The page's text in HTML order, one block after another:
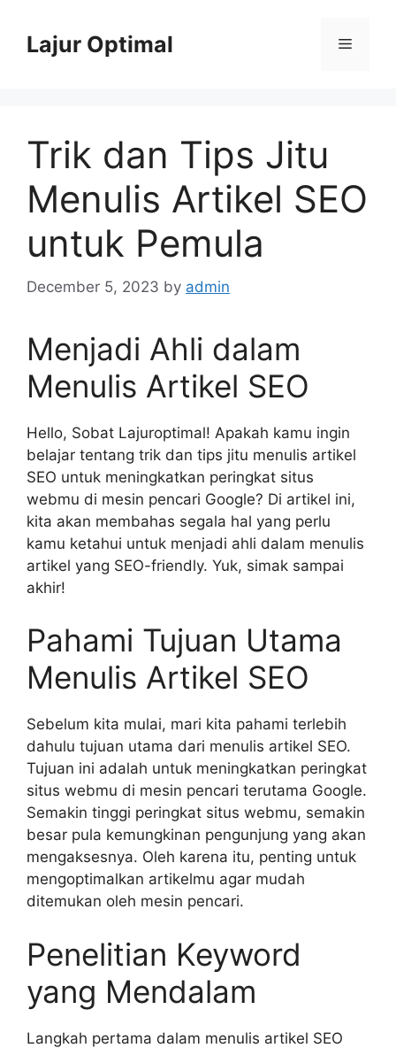
contentLajur Optimal Menu
Trik dan Tips Jitu
Menulis Artikel SEO
untuk Pemula
December 5, 2023 by admin
Menjadi Ahli dalam
Menulis Artikel SEO
Hello, Sobat Lajuroptimal! Apakah kamu ingin
belajar tentang trik dan tips jitu menulis artikel
SEO untuk meningkatkan peringkat situs
webmu di mesin pencari Google? Di artikel ini,
kita akan membahas segala hal yang perlu
kamu ketahui untuk menjadi ahli dalam menulis
artikel yang SEO-friendly. Yuk, simak sampai
akhir!
Pahami Tujuan Utama
Menulis Artikel SEO
Sebelum kita mulai, mari kita pahami terlebih
dahulu tujuan utama dari menulis artikel SEO.
Tujuan ini adalah untuk meningkatkan peringkat
situs webmu di mesin pencari terutama Google.
Semakin tinggi peringkat situs webmu, semakin
besar pula kemungkinan pengunjung yang akan
mengaksesnya. Oleh karena itu, penting untuk
mengoptimalkan artikelmu agar mudah
ditemukan oleh mesin pencari.
Penelitian Keyword
yang Mendalam
Langkah pertama dalam menulis artikel SEO